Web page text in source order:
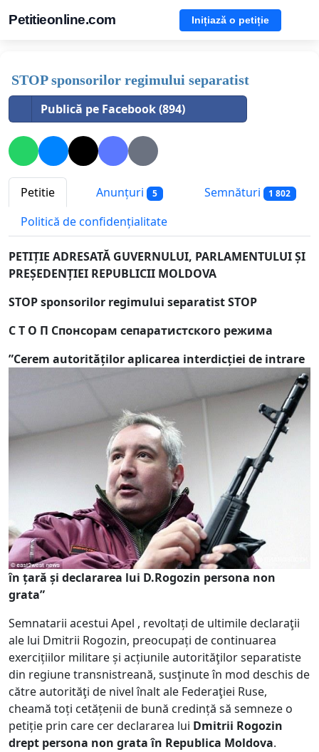
Petitieonline.com Inițiază o petiție
STOP sponsorilor regimului separatist
Publică pe Facebook (894)
Petitie Anunțuri 5 Semnături 1 802
Politică de confidențialitate
PETIȚIE ADRESATĂ GUVERNULUI, PARLAMENTULUI ȘI
PREȘEDENȚIEI REPUBLICII MOLDOVA
STOP sponsorilor regimului separatist STOP
C Т О П Спонсорам сепаратистского режима
”Cerem autoritățiloraplicarea interdicției de intrare
în țară și declararea lui D.Rogozin persona non
grata”
Semnatarii acestui Apel , revoltați de ultimile declaraţii
ale lui Dmitrii Rogozin, preocupați de continuarea
exercițiilor militare și acțiunile autorităţilor separatiste
din regiune transnistreană, susţinute în mod deschis de
către autorităţi de nivel înalt ale Federaţiei Ruse,
cheamă toți cetățenii de bună credință să semneze o
petiție prin care cer declararea lui Dmitrii Rogozin
drept persona non grata în Republica Moldova.